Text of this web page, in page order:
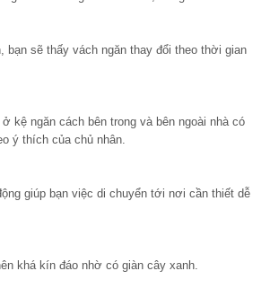
bạn sẽ thấy vách ngăn thay đổi theo thời gian
kệ ngăn cách bên trong và bên ngoài nhà có
ý thích của chủ nhân.
giúp bạn việc di chuyển tới nơi cần thiết dễ
khá kín đáo nhờ có giàn cây xanh.